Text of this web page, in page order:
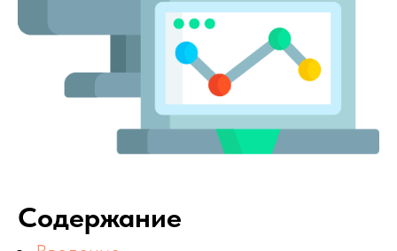
Содержание